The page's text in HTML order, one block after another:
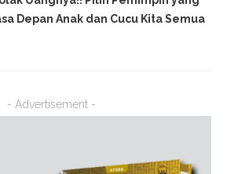
Depan Anak dan Cucu Kita Semua
- Advertisement -